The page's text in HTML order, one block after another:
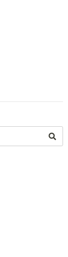
大尺寸杯可以
舖資訊.可以看